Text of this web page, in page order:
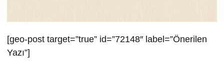
[geo-post target=”true” id=”72148″ label=”Önerilen
Yazı”]